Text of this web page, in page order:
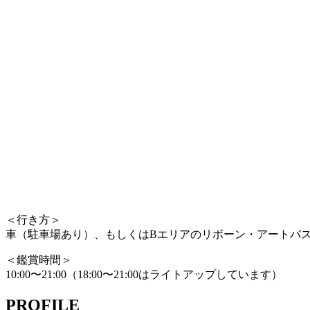
＜行き方＞
車（駐車場あり）、もしくはBエリアのリボーン・アートバ
＜鑑賞時間＞
10:00〜21:00（18:00〜21:00はライトアップしています）
PROFILE